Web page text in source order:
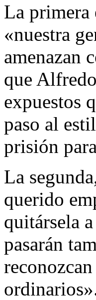
La primera
«nuestra
amenazan
que
expuestos
paso al
prisión
La
querido
quitársela
pasarán